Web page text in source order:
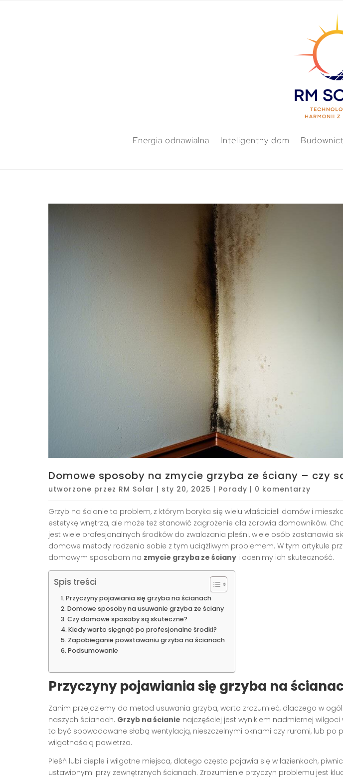
Energia odnawialna Inteligentny dom
Domowe sposoby na zmycie grzyba ze ściany – czy
utworzone przez RM Solar | sty 20, 2025 | Porady | 0 komentarzy
Grzyb na ścianie to problem, z którym boryka się wielu właścicieli domów i
estetykę wnętrza, ale może też stanowić zagrożenie dla zdrowia domowników.
jest wiele profesjonalnych środków do zwalczania pleśni, wiele osób zastanawia
domowe metody radzenia sobie z tym uciążliwym problemem. W tym artykule
domowym sposobom na zmycie grzyba ze ściany i ocenimy ich skuteczność.
Spis treści
Przyczyny pojawiania się grzyba na ścianach
Domowe sposoby na usuwanie grzyba ze ściany
Czy domowe sposoby są skuteczne?
Kiedy warto sięgnąć po profesjonalne środki?
Zapobieganie powstawaniu grzyba na ścianach
Podsumowanie
Przyczyny pojawiania się grzyba na
Zanim przejdziemy do metod usuwania grzyba, warto zrozumieć, dlaczego w
naszych ścianach. Grzyb na ścianie najczęściej jest wynikiem nadmiernej wilgoci
to być spowodowane słabą wentylacją, nieszczelnymi oknami czy rurami, lub po
wilgotnością powietrza.
Pleśń lubi ciepłe i wilgotne miejsca, dlatego często pojawia się w łazienkach,
ustawionymi przy zewnętrznych ścianach. Zrozumienie przyczyn problemu jest